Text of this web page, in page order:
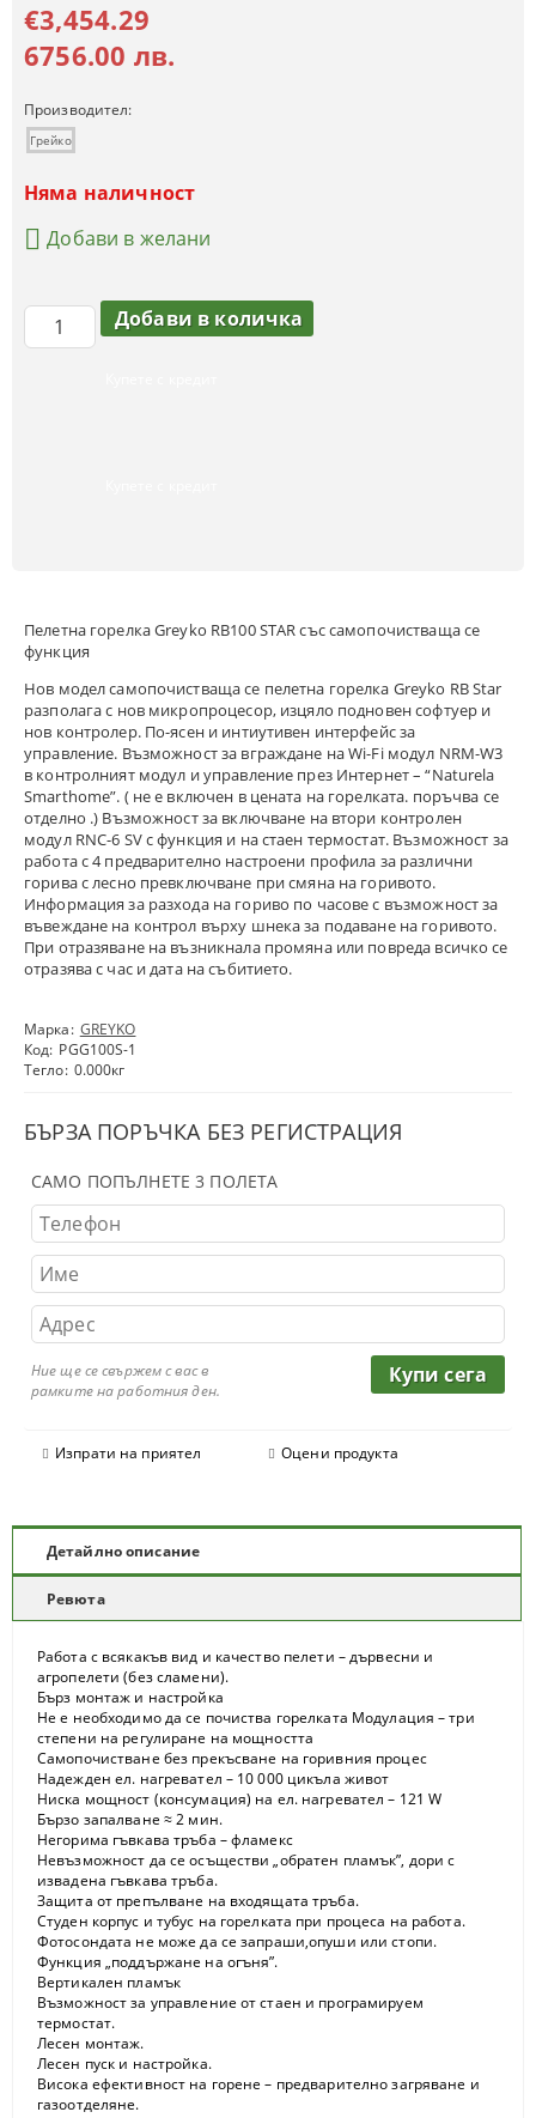
Пeлетна горелка Greyko RB100 STAR със самопочистваща се
функция
Нов модел самопочистваща се пелетна горелка Greyko RB Star
разполага с нов микропроцесор, изцяло подновен софтуер и
нов контролер. По-ясен и интиутивен интерфейс за
управление. Възможност за вграждане на Wi-Fi модул NRM-W3
в контролният модул и управление през Интернет – “Naturela
Smarthome”. ( не е включен в цената на горелката. поръчва се
отделно .) Възможност за включване на втори контролен
модул RNC-6 SV с функция и на стаен термостат. Възможност за
работа с 4 предварително настроени профила за различни
горива с лесно превключване при смяна на горивото.
Информация за разхода на гориво по часове с възможност за
въвеждане на контрол върху шнека за подаване на горивото.
При отразяване на възникнала промяна или повреда всичко се
отразява с час и дата на събитието.
Марка: GREYKO
Код: PGG100S-1
Тегло: 0.000кг
БЪРЗА ПОРЪЧКА БЕЗ РЕГИСТРАЦИЯ
САМО ПОПЪЛНЕТЕ 3 ПОЛЕТА
Ние ще се свържем с вас в
рамките на работния ден.
Изпрати на приятел Оцени продукта
€3,454.29
6756.00 лв.
Производител:
Грейко
Няма наличност
Добави в желани
Детайлно описание
Ревюта
Работа с всякакъв вид и качество пелети – дървесни и
агропелети (без сламени).
Бърз монтаж и настройка
Не е необходимо да се почиства горелката Модулация – три
степени на регулиране на мощността
Самопочистване без прекъсване на горивния процес
Надежден ел. нагревател – 10 000 цикъла живот
Ниска мощност (консумация) на ел. нагревател – 121 W
Бързо запалване ≈ 2 мин.
Негорима гъвкава тръба – фламекс
Невъзможност да се осъществи „обратен пламък”, дори с
извадена гъвкава тръба.
Защита от препълване на входящата тръба.
Студен корпус и тубус на горелката при процеса на работа.
Фотосондата не може да се запраши,опуши или стопи.
Функция „поддържане на огъня”.
Вертикален пламък
Възможност за управление от стаен и програмируем
термостат.
Лесен монтаж.
Лесен пуск и настройка.
Висока ефективност на горене – предварително загряване и
газоотделяне.